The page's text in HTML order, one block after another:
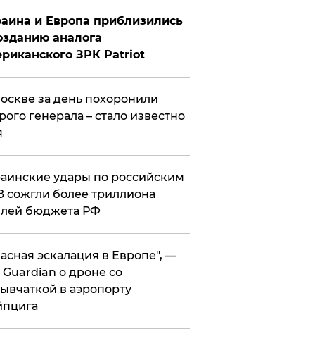
и Европа приблизились
аналога
ЗРК Patriot
за день похоронили
генерала – стало известно
удары по российским
сожгли более триллиона
бюджета РФ
эскалация в Европе", —
Guardian о дроне со
в аэропорту